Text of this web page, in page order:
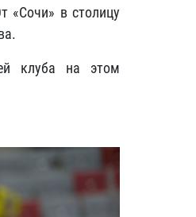
«Сочи» в столицу
клуба на этом